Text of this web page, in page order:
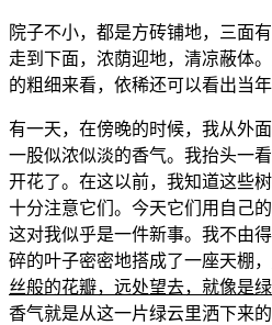
院子不小，都是方砖铺地，三面
走到下面，浓荫迎地，清凉蔽体
的粗细来看，依稀还可以看出当年
有一天，在傍晚的时候，我从外
一股似浓似淡的香气。我抬头一
开花了。在这以前，我知道这些
十分注意它们。今天它们用自己
这对我似乎是一件新事。我不由
碎的叶子密密地搭成了一座天棚，
丝般的花瓣，远处望去，就像是
香气就是从这一片绿云里洒下来